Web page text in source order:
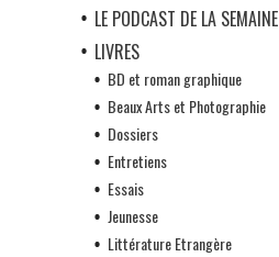
LE PODCAST DE LA SEMAINE
LIVRES
BD et roman graphique
Beaux Arts et Photographie
Dossiers
Entretiens
Essais
Jeunesse
Littérature Etrangère